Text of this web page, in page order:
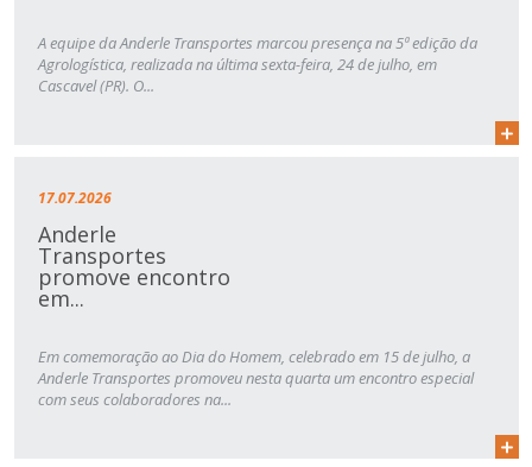
A equipe da Anderle Transportes marcou presença na 5ª edição da
Agrologística, realizada na última sexta-feira, 24 de julho, em
Cascavel (PR). O...
17.07.2026
Anderle
Transportes
promove encontro
em...
Em comemoração ao Dia do Homem, celebrado em 15 de julho, a
Anderle Transportes promoveu nesta quarta um encontro especial
com seus colaboradores na...